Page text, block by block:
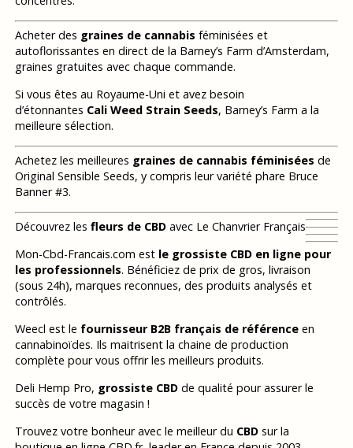
Acheter des graines de cannabis féminisées et
autoflorissantes en direct de la Barney’s Farm d’Amsterdam,
graines gratuites avec chaque commande.
Si vous êtes au Royaume-Uni et avez besoin
d’étonnantes Cali Weed Strain Seeds, Barney’s Farm a la
meilleure sélection.
Achetez les meilleures graines de cannabis féminisées de
Original Sensible Seeds, y compris leur variété phare Bruce
Banner #3.
Découvrez les fleurs de CBDavec Le Chanvrier Français
Mon-Cbd-Francais.com est le grossiste CBD en ligne pour
les professionnels. Bénéficiez de prix de gros, livraison
(sous 24h), marques reconnues, des produits analysés et
contrôlés.
Weecl est le fournisseur B2B français de référenceen
cannabinoïdes. Ils maitrisent la chaine de production
complète pour vous offrir les meilleurs produits.
Deli Hemp Pro, grossiste CBDde qualité pour assurer le
succès de votre magasin !
Trouvez votre bonheur avec le meilleur du CBDsur la